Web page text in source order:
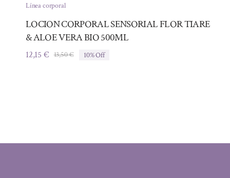
Línea corporal
LOCION CORPORAL SENSORIAL FLOR TIARE
& ALOE VERA BIO 500ML
13,50€El
12,15 €
El
10% Off